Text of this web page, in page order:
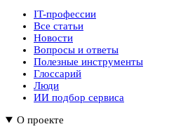
IT-профессии
Все статьи
Новости
Вопросы и ответы
Полезные инструменты
Глоссарий
Люди
ИИ подбор сервиса
О проекте